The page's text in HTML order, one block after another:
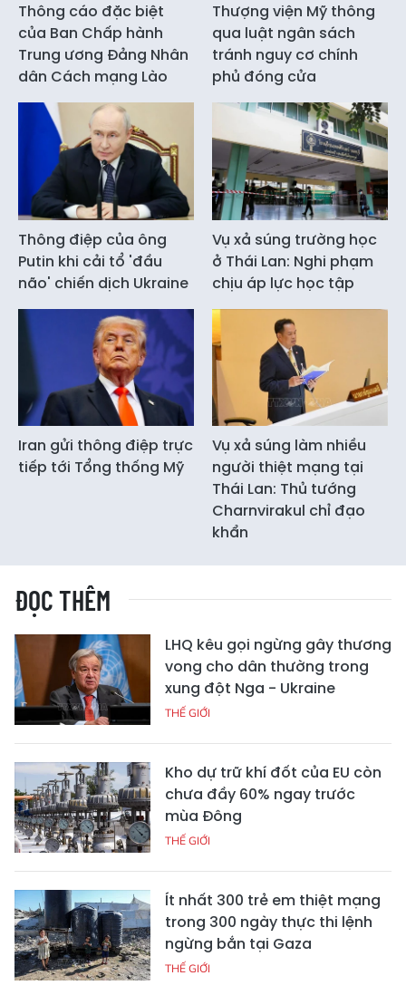
Thông cáo đặc biệt
của Ban Chấp hành
Trung ương Đảng Nhân
dân Cách mạng Lào
Thượng viện Mỹ thông
qua luật ngân sách
tránh nguy cơ chính
phủ đóng cửa
Thông điệp của ông
Putin khi cải tổ 'đầu
não' chiến dịch Ukraine
Vụ xả súng trường học
ở Thái Lan: Nghi phạm
chịu áp lực học tập
Iran gửi thông điệp trực
tiếp tới Tổng thống Mỹ
Vụ xả súng làm nhiều
người thiệt mạng tại
Thái Lan: Thủ tướng
Charnvirakul chỉ đạo
khẩn
ĐỌC THÊM
LHQ kêu gọi ngừng gây thương
vong cho dân thường trong
xung đột Nga - Ukraine
THẾ GIỚI
Kho dự trữ khí đốt của EU còn
chưa đầy 60% ngay trước
mùa Đông
THẾ GIỚI
Ít nhất 300 trẻ em thiệt mạng
trong 300 ngày thực thi lệnh
ngừng bắn tại Gaza
THẾ GIỚI